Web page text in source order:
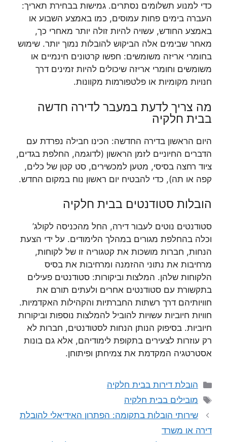
כדי למנוע תשלומים נסתרים. גמישות בבחירת תאריך:
העברה בימים פחות עמוסים, כמו באמצע השבוע או
באמצע החודש, עשויה להיות זולה יותר מאחרי כך,
מאחר שבימים אלה הביקוש להובלות נמוך יותר. שימוש
בחומרי אריזה משומשים: חפשו קרטונים חינמיים או
משומשים וחומרי אריזה שיכולים להיות זמינים דרך
חנויות מקומיות או פלטפורמות מקוונות.
מה צריך לדעת במעבר לדירה חדשה
בבית חלקיה
היום הראשון בדירה החדשה: הכינו חבילה נפרדת עם
הדברים החיוניים לזמן הראשון (לדוגמה, החלפת בגדים,
ציוד רחצה בסיסי, מטען למכשירים, סט קטן של כלים,
קפה או תה), כדי להבטיח יום ראשון נוח במקום החדש.
הובלות סטודנטים בבית חלקיה
סטודנטים נוטים לעבור דירה, החל מהכניסה לקולג’
וכלה בהחלפת מגורים במהלך הלימודים. על ידי הצעת
הנחות, חברות מושכות את קטגוריה זו של לקוחות,
מרחיבות את נתוני ההזמנה ומרחיבות את בסיס
הלקוחות שלהן. המלצות וביקורות: סטודנטים פעילים
בתקשורת עם סטודנטים אחרים ולעתים תורם את
חוויותיהם דרך רשתות החברתיות והקהילות האקדמיות.
חוויות חיוביות עשויות להוביל להמלצות נוספות וביקורות
חיוביות. בסיפוק הנותן הנחות לסטודנטים, חברות לא
רק עוזרות לצעירים בתקופת לימודיהם, אלא גם בונות
אסטרטגיה המקדמת את צמיחתן ופיתוחן.
קטגוריות
הובלת דירות בבית חלקיה
תגיות
מובילים בבית חלקיה
שירותי הובלות בתקומה: הפתרון האידיאלי להובלת
דירה או משרד